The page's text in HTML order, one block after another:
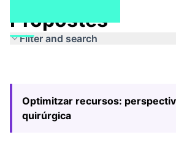
Propostes
Filter and search
Optimitzar recursos:
quirúrgica